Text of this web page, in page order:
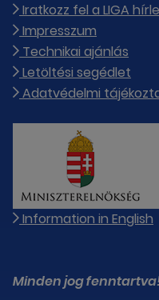
Iratkozz fel a LIGA
Impresszum
Technikai ajánlás
Letöltési segédlet
Adatvédelmi
Information in English
Minden jog